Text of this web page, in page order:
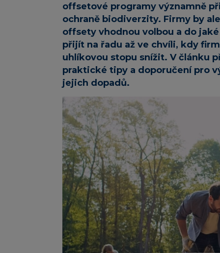
offsetové programy významně
ochraně biodiverzity. Firmy by
offsety vhodnou volbou a do
přijít na řadu až ve chvíli, kdy
uhlíkovou stopu snížit. V článku
praktické tipy a doporučení pro
jejich dopadů.